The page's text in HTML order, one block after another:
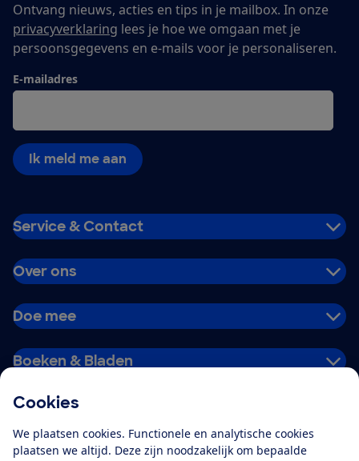
Cookies
We plaatsen cookies. Functionele en analytische cookies
plaatsen we altijd. Deze zijn noodzakelijk om bepaalde
Ontvang nieuws, acties en tips in je mailbox. In onze
privacyverklaring lees je hoe we omgaan met je
persoonsgegevens en e-mails voor je personaliseren.
E-mailadres
Ik meld me aan
Service & Contact
Over ons
Doe mee
Boeken & Bladen